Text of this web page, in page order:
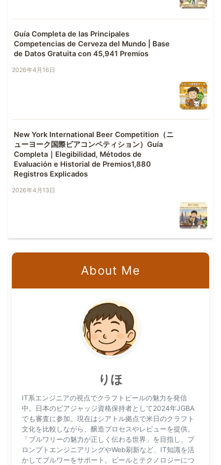
Guía Completa de las Principales
Competencias de Cerveza del Mundo | Base
de Datos Gratuita con 45,941 Premios
2026年4月16日
New York International Beer Competition（ニ
ューヨーク国際ビアコンペティション）Guía
Completa｜Elegibilidad, Métodos de
Evaluación e Historial de Premios1,880
Registros Explicados
2026年4月13日
About Me
りほ
IT系エンジニアの視点でクラフトビールの魅力を発信
中。日本のビアジャッジ資格保持者として2024年JGBA
でも審査に参加。現在はシアトル拠点で米日のクラフト
文化を比較しながら、醸造プロセスやレビューを提供。
「ブルワリーの魅力が正しく伝わる世界」を目指し、プ
ロンプトエンジニアリングやWeb刷新など、IT知識を活
かしてブルワーをサポート。ビールとテクノロジーにつ